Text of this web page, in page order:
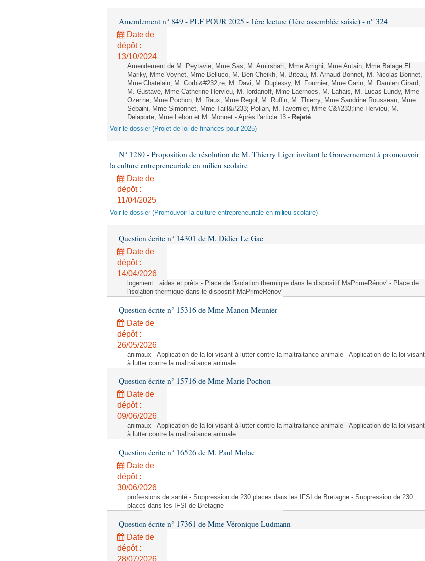
Amendement n° 849 - PLF POUR 2025 - 1ère lecture (1ère assemblée saisie) - n° 324
Date de
dépôt :
13/10/2024
Amendement de M. Peytavie, Mme Sas, M. Amirshahi, Mme Arrighi, Mme Autain, Mme Balage El
Mariky, Mme Voynet, Mme Belluco, M. Ben Cheikh, M. Biteau, M. Arnaud Bonnet, M. Nicolas Bonnet,
Mme Chatelain, M. Corbi&#232;re, M. Davi, M. Duplessy, M. Fournier, Mme Garin, M. Damien Girard,
M. Gustave, Mme Catherine Hervieu, M. Iordanoff, Mme Laernoes, M. Lahais, M. Lucas-Lundy, Mme
Ozenne, Mme Pochon, M. Raux, Mme Regol, M. Ruffin, M. Thierry, Mme Sandrine Rousseau, Mme
Sebaihi, Mme Simonnet, Mme Taill&#233;-Polian, M. Tavernier, Mme C&#233;line Hervieu, M.
Delaporte, Mme Lebon et M. Monnet - Après l'article 13 - Rejeté
Voir le dossier (Projet de loi de finances pour 2025)
N° 1280 - Proposition de résolution de M. Thierry Liger invitant le Gouvernement à promouvoir
la culture entrepreneuriale en milieu scolaire
Date de
dépôt :
11/04/2025
Voir le dossier (Promouvoir la culture entrepreneuriale en milieu scolaire)
Question écrite n° 14301 de M. Didier Le Gac
Date de
dépôt :
14/04/2026
logement : aides et prêts - Place de l'isolation thermique dans le dispositif MaPrimeRénov' - Place de
l'isolation thermique dans le dispositif MaPrimeRénov'
Question écrite n° 15316 de Mme Manon Meunier
Date de
dépôt :
26/05/2026
animaux - Application de la loi visant à lutter contre la maltraitance animale - Application de la loi visant
à lutter contre la maltraitance animale
Question écrite n° 15716 de Mme Marie Pochon
Date de
dépôt :
09/06/2026
animaux - Application de la loi visant à lutter contre la maltraitance animale - Application de la loi visant
à lutter contre la maltraitance animale
Question écrite n° 16526 de M. Paul Molac
Date de
dépôt :
30/06/2026
professions de santé - Suppression de 230 places dans les IFSI de Bretagne - Suppression de 230
places dans les IFSI de Bretagne
Question écrite n° 17361 de Mme Véronique Ludmann
Date de
dépôt :
28/07/2026